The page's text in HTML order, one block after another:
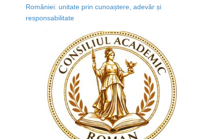
României: unitate prin cunoaștere, adevăr și
responsabilitate